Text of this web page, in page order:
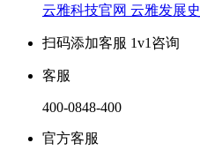
云雅科技官网 云雅发展史
扫码添加客服 1v1咨询
客服
400-0848-400
官方客服